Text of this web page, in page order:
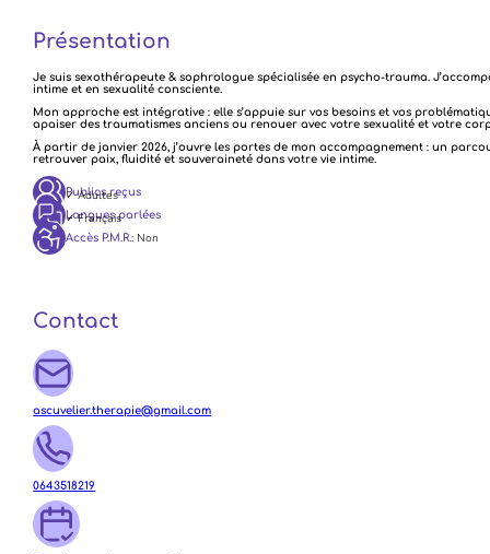
Présentation
Je suis sexothérapeute & sophrologue spécialisée en psycho-trauma.
intime et en sexualité consciente.
Mon approche est intégrative : elle s’appuie sur vos besoins et vos
apaiser des traumatismes anciens ou renouer avec votre sexualité et votre
À partir de janvier 2026, j’ouvre les portes de mon accompagnement : un
retrouver paix, fluidité et souveraineté dans votre vie intime.
Publics reçus
✓ Adultes
Langues parlées
✓ Français
Accès P.M.R.: Non
Contact
ascuvelier.therapie@gmail.com
0643518219